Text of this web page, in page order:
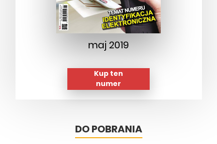
maj 2019
Kup ten
numer
DO POBRANIA